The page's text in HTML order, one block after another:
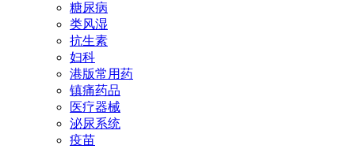
糖尿病
类风湿
抗生素
妇科
港版常用药
镇痛药品
医疗器械
泌尿系统
疫苗